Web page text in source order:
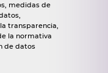
medidas de
transparencia,
la normativa
de datos